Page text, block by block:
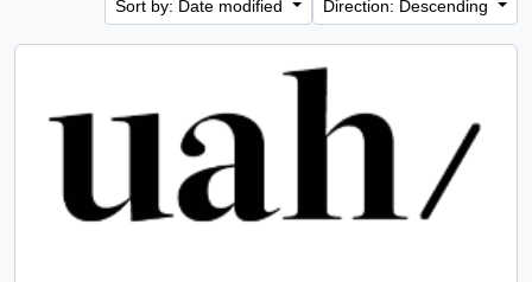
Sort by: Date modified
Direction: Descending